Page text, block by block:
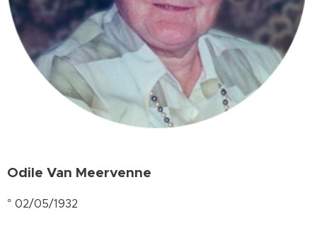
Odile Van Meervenne
° 02/05/1932